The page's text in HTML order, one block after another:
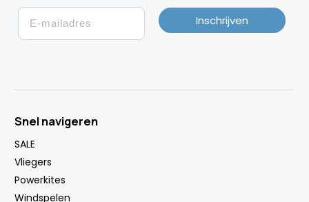
Email
Inschrijven
Snel navigeren
SALE
Vliegers
Powerkites
Windspelen